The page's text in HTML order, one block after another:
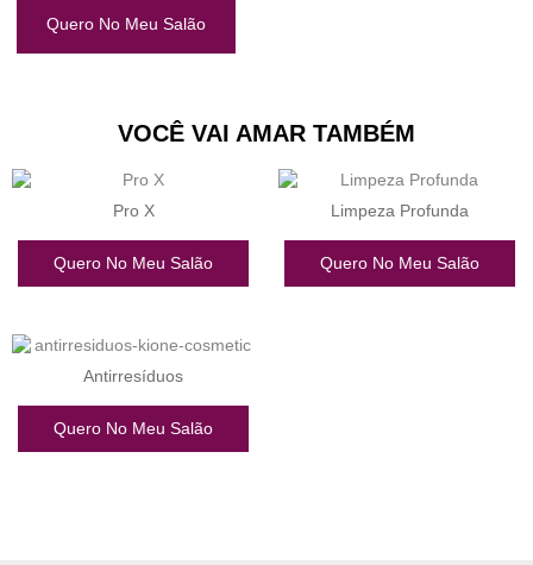
Quero No Meu Salão
VOCÊ VAI AMAR TAMBÉM
Pro X
Quero No Meu Salão
Limpeza Profunda
Quero No Meu Salão
Antirresíduos
Quero No Meu Salão